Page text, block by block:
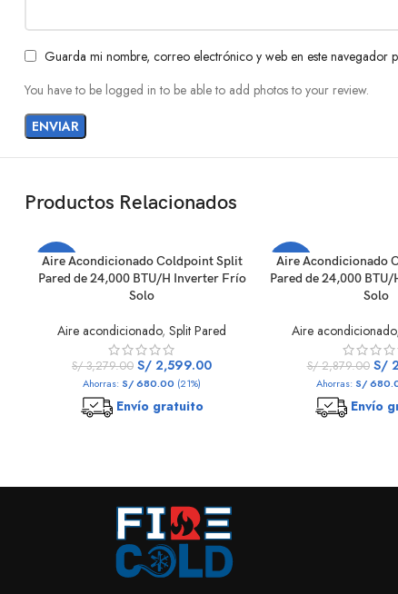
Guarda mi nombre, correo electrónico y web en este navegador
You have to be logged in to be able to add photos to your review.
Productos Relacionados
-21%
Aire Acondicionado Coldpoint Split
Pared de 24,000 BTU/H Inverter Frío
Solo
Aire acondicionado, Split Pared
S/3,279.00 S/ 2,599.00
Ahorras: S/680.00 (21%)
Envío gratuito
-24%
Aire Acondicionado
Pared de 24,000
Solo
Aire acondicionado,
S/2,879.00 S/
Ahorras: S/
Envío